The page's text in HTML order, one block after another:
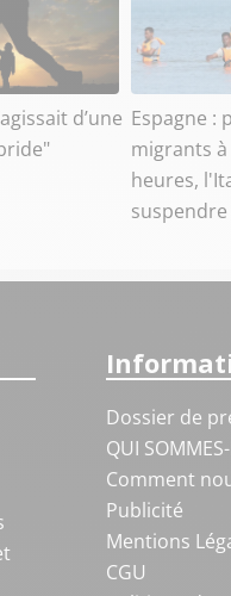
d’une Espagne :
migrants
heures,
suspendre
Dossier de
QUI
Comment
Publicité
Mentions
CGU